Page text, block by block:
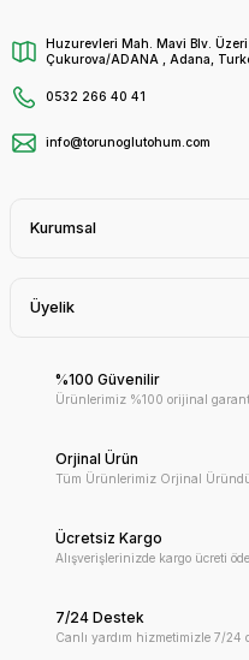
Huzurevleri Mah. Mavi Blv.
Çukurova/ADANA , Adana,
0532 266 40 41
info@torunoglutohum.com
Kurumsal
Üyelik
%100 Güvenilir
Ürünlerimiz %100 orijinal
Orjinal Ürün
Tüm Ürünlerimiz Orjinal
Ücretsiz Kargo
Alışverişlerinizde kargo ücreti
7/24 Destek
Canlı yardım hizmetimizle 7/24